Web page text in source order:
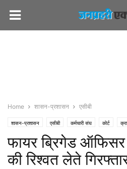
Home शासन-प्रशासन एसीबी
शासन-प्रशासन एसीबी कर्मचारी संघ कोर्ट
जनप्रहरी एक्सप्रेस जनप्रहरी लेटेस्ट राज्य
फायर ब्रिगेड
की रिश्वत लेते